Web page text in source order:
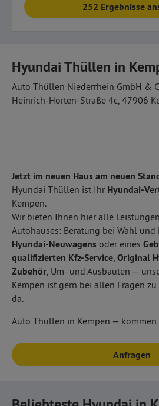
252 Ergebnisse
Hyundai Thüllen in
Auto Thüllen Niederrhein GmbH &
Heinrich-Horten-Straße 4c, 47906
Jetzt im neuen Haus am neuen
Hyundai Thüllen ist Ihr Hyundai-
Kempen.
Wir bieten Ihnen hier alle
Autohauses: Beratung bei Wahl und
Hyundai-Neuwagens oder eines
qualifizierten Kfz-Service, Original
Zubehör, Um- und Ausbauten —
Kempen ist gern bei allen Fragen
da.
Auto Thüllen in Kempen — kommen
Anfragen